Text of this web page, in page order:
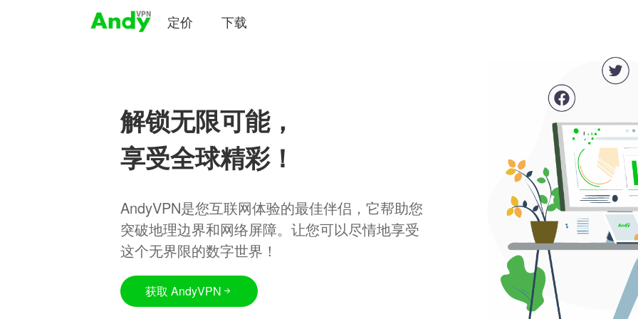
定价 下载
解锁无限可能，
享受全球精彩！
AndyVPN是您互联网体验的最佳伴侣，它帮助您
突破地理边界和网络屏障。让您可以尽情地享受
这个无界限的数字世界！
获取 AndyVPN